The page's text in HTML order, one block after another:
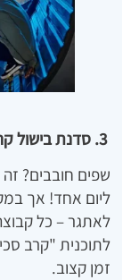
3. סדנת בישול קריאטיבי – אתגר הטעמים הסודי
שפים חובבים?
ליום אחד! אך
לאתגר – כל
לתוכנית "קרב
זמן קצוב.